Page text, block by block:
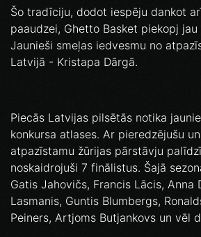
Šo tradīciju, dodot iespēju dankot
paaudzei, Ghetto Basket piekopj jau
Jaunieši smeļas iedvesmu no
Latvijā - Kristapa Dārgā.
Piecās Latvijas pilsētās notika
konkursa atlases. Ar pieredzējušu
atpazīstamu žūrijas pārstāvju
noskaidrojuši 7 finālistus. Šajā
Gatis Jahovičs, Francis Lācis, Anna
Lasmanis, Guntis Blumbergs,
Peiners, Artjoms Butjankovs un vēl